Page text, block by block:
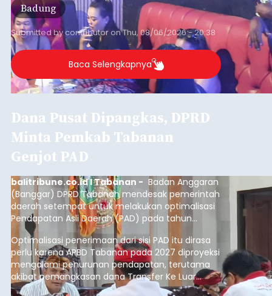
Badung
Submitted bycontributoronThu, 08/06/2026 - 20:38
Baca Selengkapnya
Dana Pusat Dipangkas, DPRD
Minta Pemkab Tabanan
Genjot PAD
balitribune.co.id I Tabanan - Badan Anggaran
(Banggar) DPRD Tabanan mendesak pemerintah
daerah setempat untuk melakukan optimalisasi
Pendapatan Asli Daerah (PAD) pada tahun
anggaran 2027.
Optimalisasi penerimaan dari sisi PAD itu dirasa
perlu karena APBD Tabanan pada 2027 diproyeksi
mengalami penurunan pendapatan, terutama
akibat pemangkasan dana Transfer Ke Luar
Daerah (TKD) dari pemerintah pusat.